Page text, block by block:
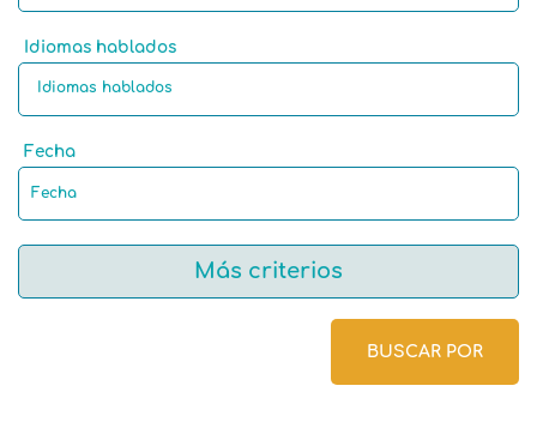
Idiomas hablados
Fecha
Más criterios
BUSCAR POR